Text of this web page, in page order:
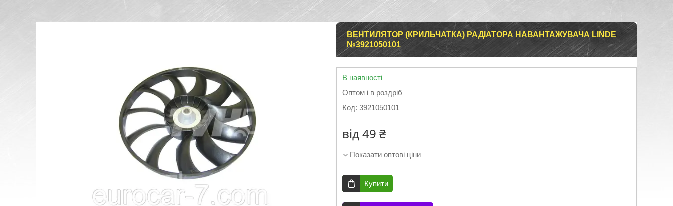
ВЕНТИЛЯТОР (КРИЛЬЧАТКА) РАДІАТОРА НАВАНТАЖУВАЧА LINDE
№3921050101
В наявності
Оптом і в роздріб
Код: 3921050101
від49 ₴
Показати оптові ціни
Купити